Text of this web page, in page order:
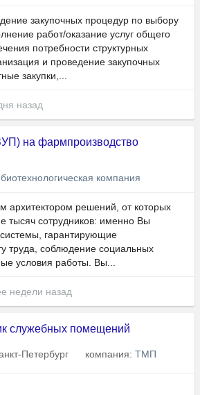
закупочных процедур по выбору
работ/оказание услуг общего
потребности структурных
и проведение закупочных
закупки,...
назад
на фармпроизводство
компания
архитектором решений, от которых
тысяч сотрудников: именно Вы
гарантирующие
труда, соблюдение социальных
условия работы. Вы...
недели назад
служебных помещений
Петербург компания: ТМП